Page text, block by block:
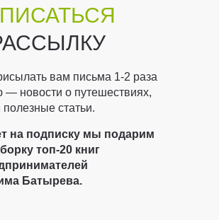
вам письма 1-2 раза
— новости о путешествиях,
статьи.
на подписку мы подарим
топ-20 книг
Батырева.